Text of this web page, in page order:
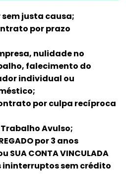
justa causa;
por prazo
nulidade no
falecimento do
individual ou
por culpa recíproca
Avulso;
por 3 anos
CONTA VINCULADA
ininterruptos sem crédito